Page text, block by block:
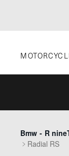
Bmw - R
Radial RSPrevious